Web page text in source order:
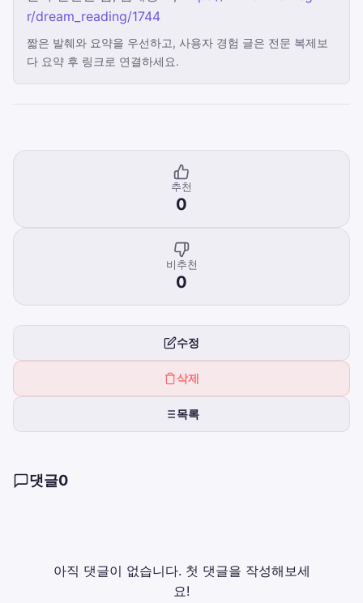
r/dream_reading/1744
짧은 발췌와 요약을 우선하고, 사용자 경험 글은 전문 복제보
다 요약 후 링크로 연결하세요.
추천
0
비추천
0
수정
삭제
목록
댓글0
아직 댓글이 없습니다. 첫 댓글을 작성해보세
요!